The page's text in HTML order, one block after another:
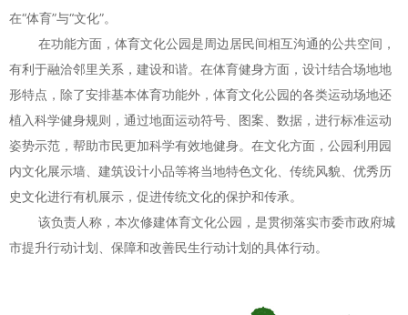
在“体育”与“文化”。
在功能方面，体育文化公园是周边居民间相互沟通的公共空间，
有利于融洽邻里关系，建设和谐。在体育健身方面，设计结合场地地
形特点，除了安排基本体育功能外，体育文化公园的各类运动场地还
植入科学健身规则，通过地面运动符号、图案、数据，进行标准运动
姿势示范，帮助市民更加科学有效地健身。在文化方面，公园利用园
内文化展示墙、建筑设计小品等将当地特色文化、传统风貌、优秀历
史文化进行有机展示，促进传统文化的保护和传承。
该负责人称，本次修建体育文化公园，是贯彻落实市委市政府城
市提升行动计划、保障和改善民生行动计划的具体行动。